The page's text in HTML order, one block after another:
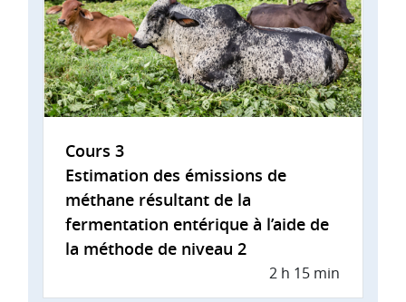
Cours 3
Estimation des émissions de
méthane résultant de la
fermentation entérique à l’aide de
la méthode de niveau 2
2 h 15 min